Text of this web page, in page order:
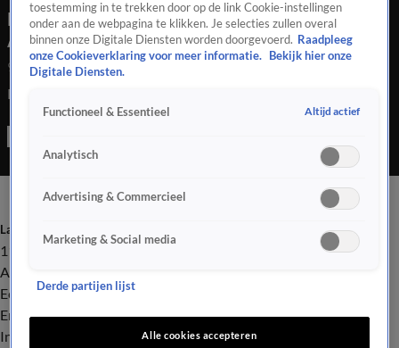
Brandweer redt babyeendjes uit riool in
Apeldoorn
9 juni 2021, 10:09
Brandweer redt babyeendjes uit riool in Apeldoorn
Laatste nieuws
112
Advies & Tips
Economie
Entertainment
Infrastructuur
toestemming in te trekken door op de link Cookie-instellingen
onder aan de webpagina te klikken. Je selecties zullen overal
binnen onze Digitale Diensten worden doorgevoerd. Raadpleeg
onze Cookieverklaring voor meer informatie.
Bekijk hier onze
Digitale Diensten.
Functioneel & Essentieel Altijd actief
Analytisch
Advertising & Commercieel
Marketing & Social media
Derde partijen lijst
Alle cookies accepteren